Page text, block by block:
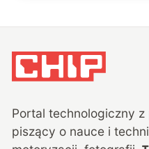
Portal technologiczny z
piszący o nauce i